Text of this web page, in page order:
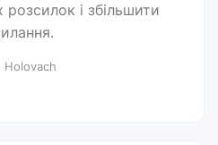
розсилок і збільшити
Holovach